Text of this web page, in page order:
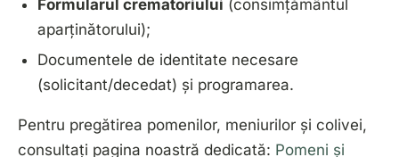
Formularul crematoriului (consimțământul
aparținătorului);
Documentele de identitate necesare
(solicitant/decedat) și programarea.
Pentru pregătirea pomenilor, meniurilor și colivei,
consultați pagina noastră dedicată: Pomeni și